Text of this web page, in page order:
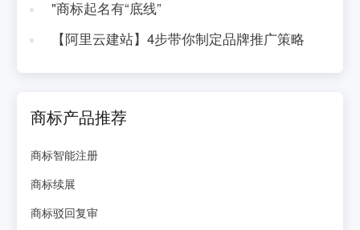
"商标起名有“底线”
【阿里云建站】4步带你制定品牌推广策略
商标产品推荐
商标智能注册
商标续展
商标驳回复审